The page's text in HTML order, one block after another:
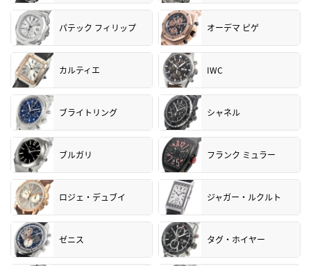
パテック フィリップ オーデマ ピゲ
カルティエ IWC
ブライトリング シャネル
ブルガリ フランク ミュラー
ロジェ・デュブイ ジャガー・ルクルト
ゼニス タグ・ホイヤー